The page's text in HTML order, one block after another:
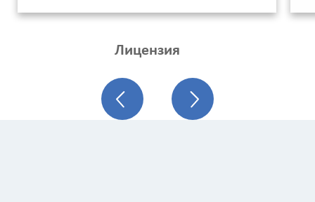
Лицензия